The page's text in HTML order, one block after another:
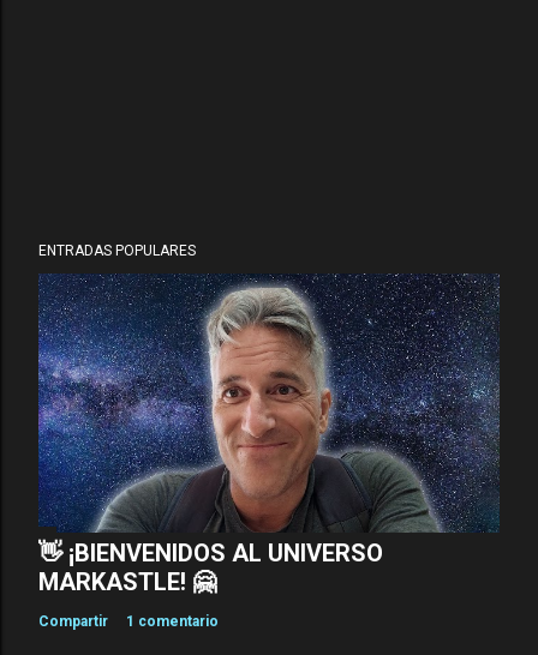
ENTRADAS POPULARES
👋 ¡BIENVENIDOS AL UNIVERSO
MARKASTLE! 🤗
Compartir 1 comentario